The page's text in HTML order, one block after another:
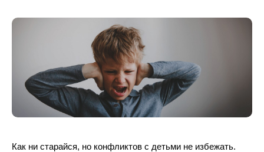
Как ни старайся, но конфликтов с детьми не избежать.